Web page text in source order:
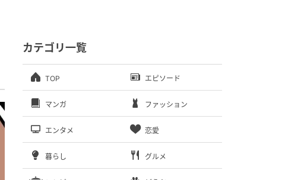
カテゴリ一覧
TOP エピソード
マンガ ファッション
エンタメ 恋愛
暮らし グルメ